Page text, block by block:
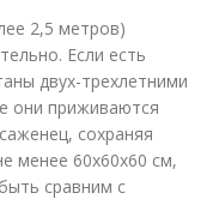
2,5 метров)
Если есть
двух-трехлетними
они приживаются
сохраняя
менее 60х60х60 см,
сравним с